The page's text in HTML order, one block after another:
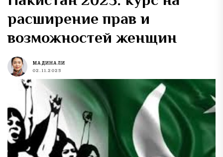
расширение прав и
возможностей женщин
МАДИНА ЛИ
02.11.2025